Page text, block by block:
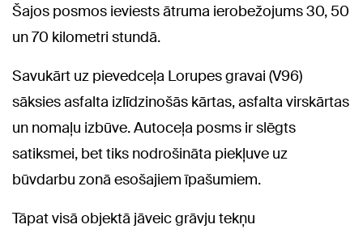
Šajos posmos ieviests ātruma ierobežojums 30, 50
un 70 kilometri stundā.
Savukārt uz pievedceļa Lorupes gravai (V96)
sāksies asfalta izlīdzinošās kārtas, asfalta virskārtas
un nomaļu izbūve. Autoceļa posms ir slēgts
satiksmei, bet tiks nodrošināta piekļuve uz
būvdarbu zonā esošajiem īpašumiem.
Tāpat visā objektā jāveic grāvju tekņu